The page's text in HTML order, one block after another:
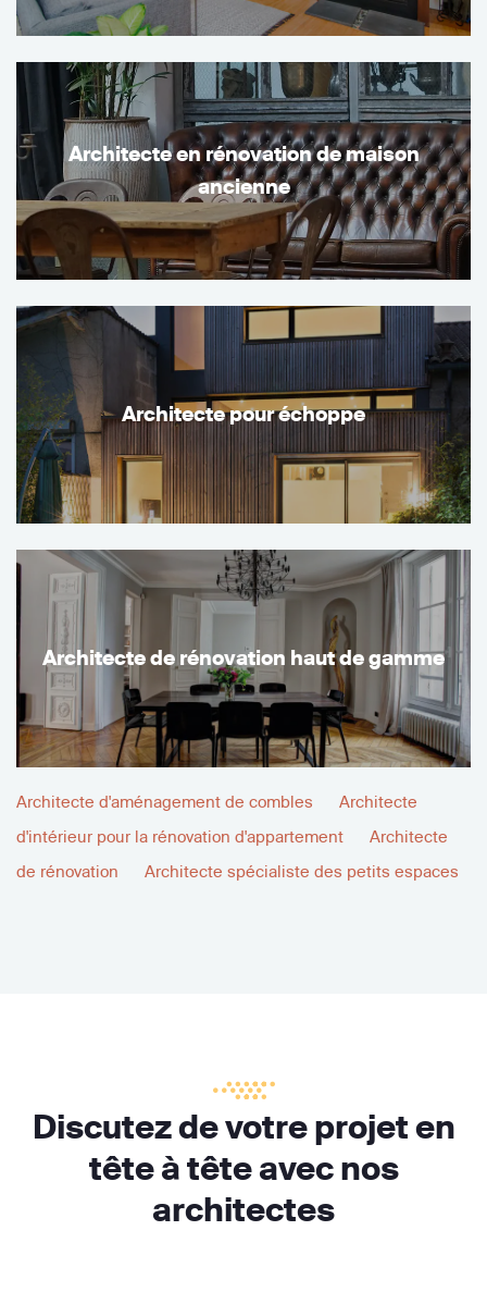
Architecte en rénovation de maison
ancienne
Architecte pour échoppe
Architecte de rénovation haut de gamme
Architecte d'aménagement de combles
Architecte
d'intérieur pour la rénovation d'appartement
Architecte
de rénovation
Architecte spécialiste des petits espaces
Discutez de votre projet en
tête à tête avec nos
architectes